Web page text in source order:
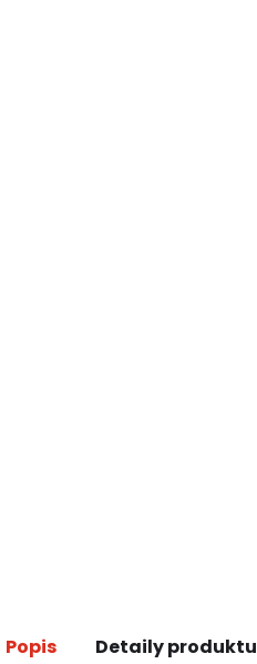
Popis Detaily produktu